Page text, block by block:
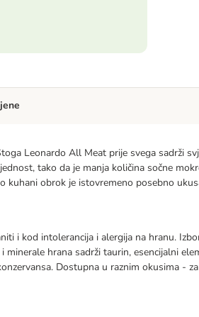
Leonardo All Meat prije svega sadrži
tako da je manja količina sočne
kuhani obrok je istovremeno posebno
i kod intolerancija i alergija na hranu.
hrana sadrži taurin, esencijalni
Dostupna u raznim okusima -